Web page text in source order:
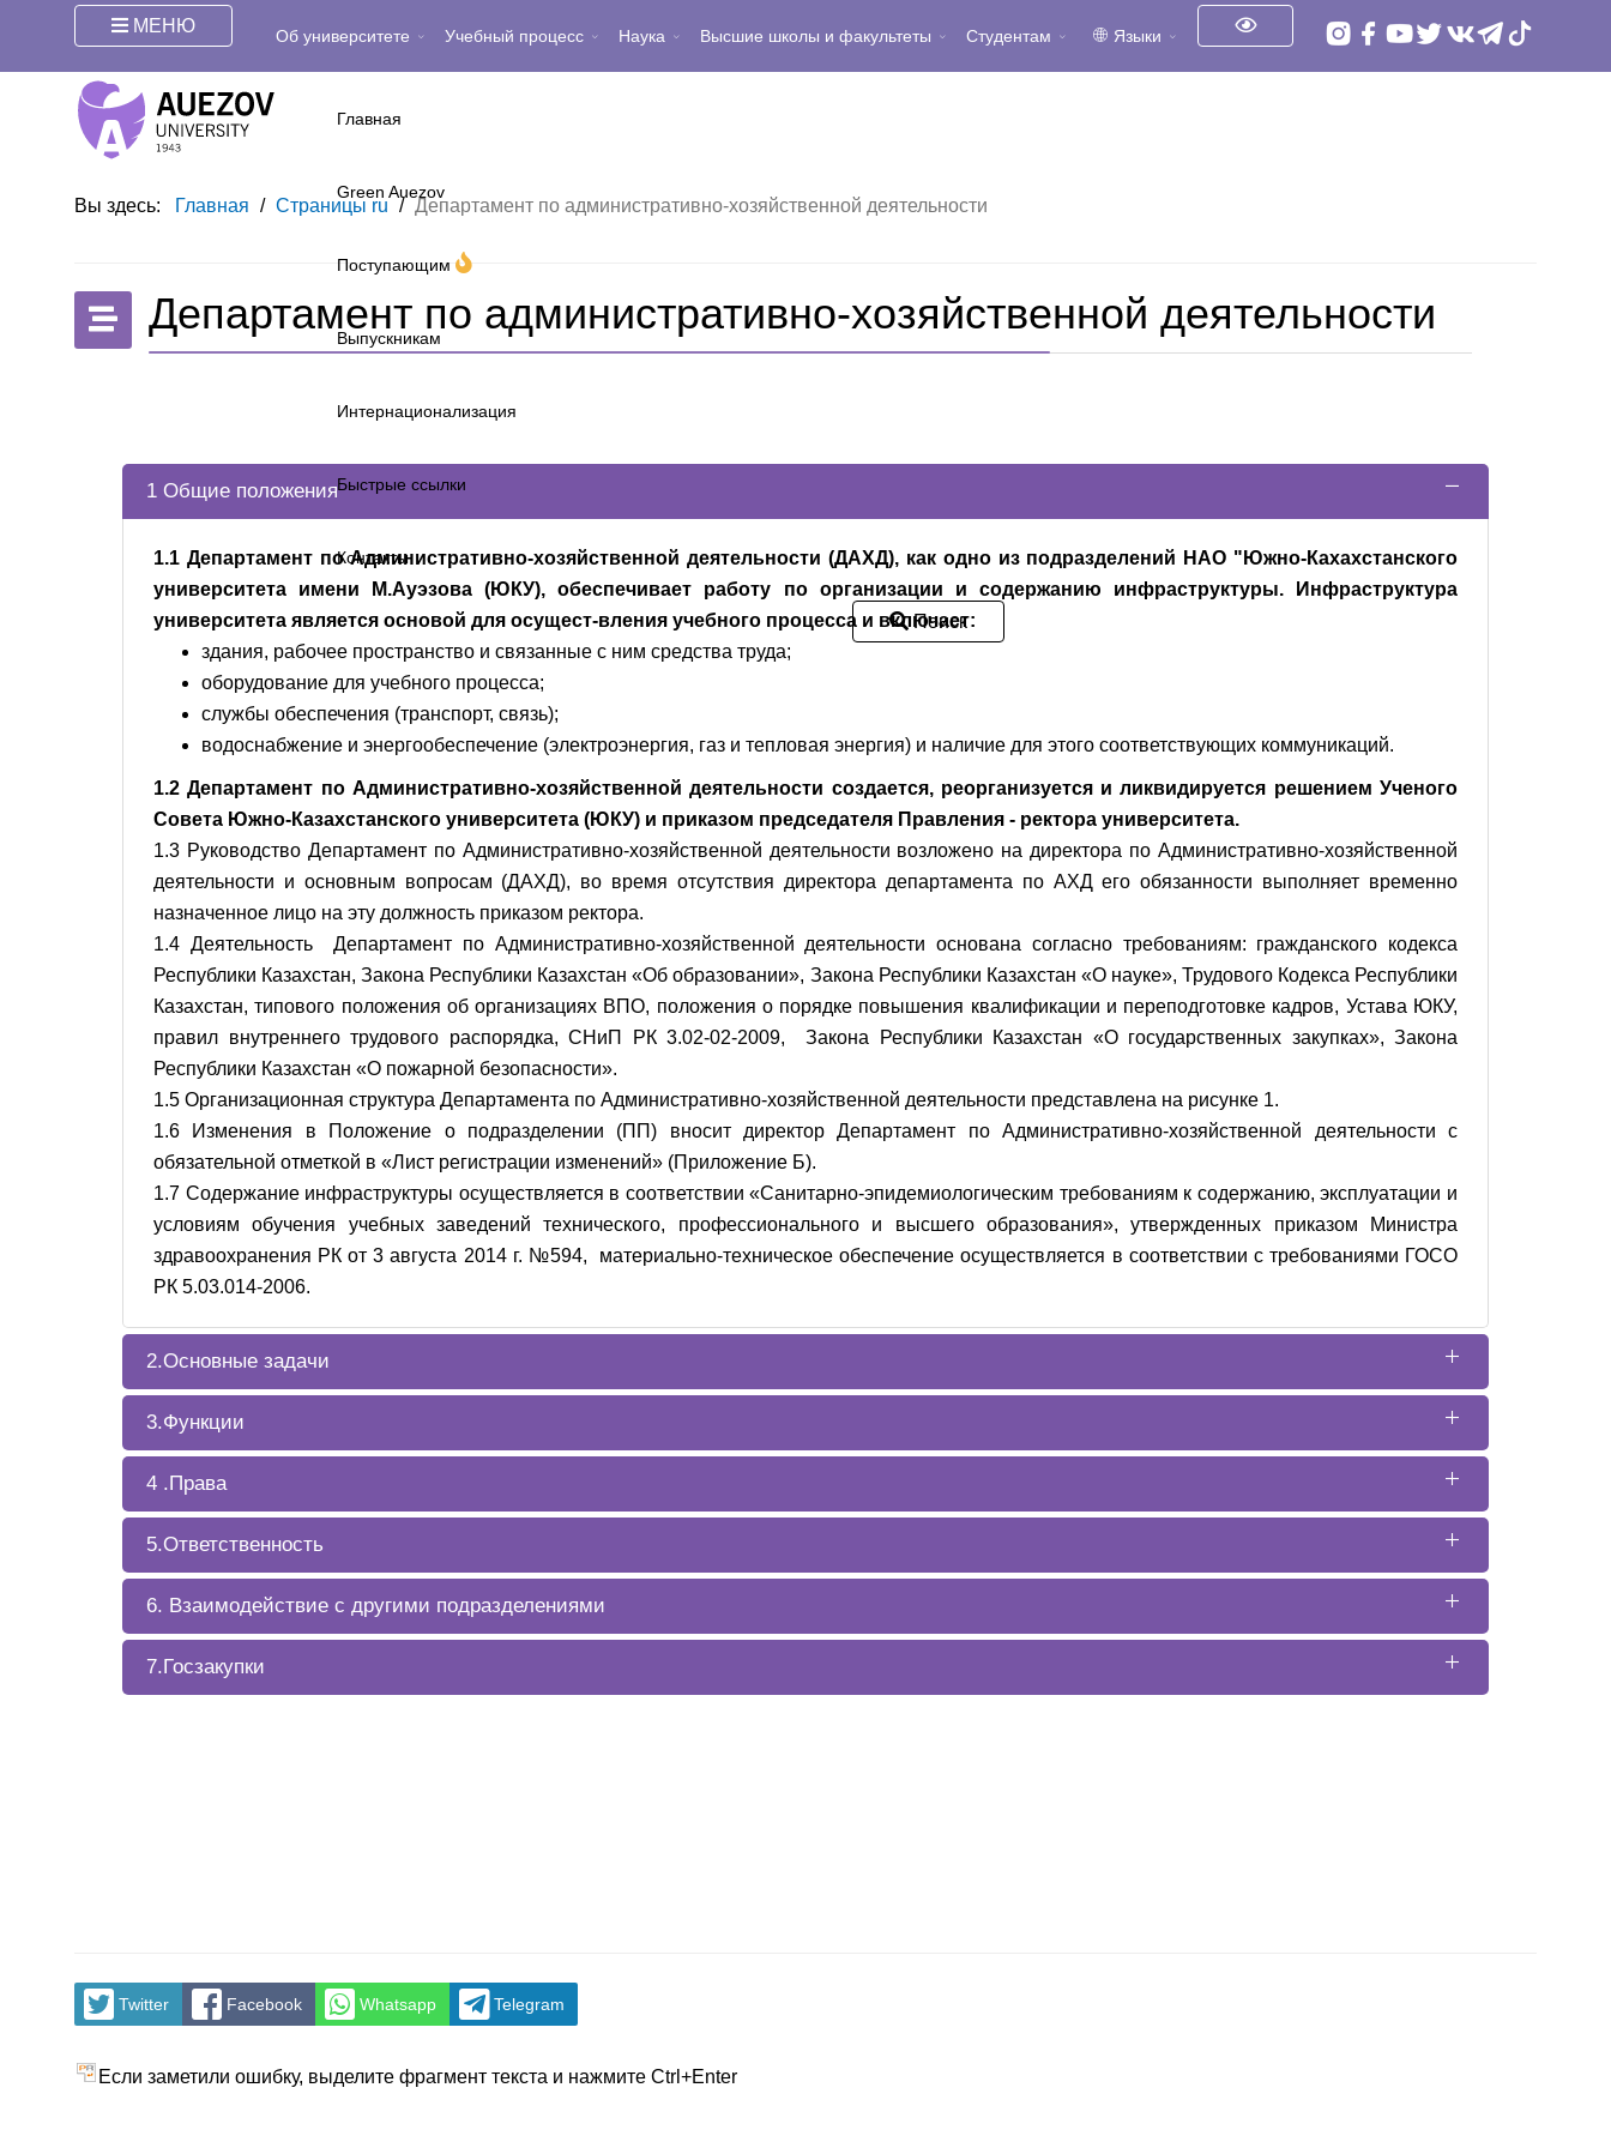
МЕНЮ Об университете Учебный процесс Наука Высшие школы и факультеты Студентам Языки
Главная
Green Auezov
Поступающим
Выпускникам
Интернационализация
Быстрые ссылки
Контакты
Поиск
Вы здесь: Главная / Страницы ru / Департамент по административно-хозяйственной деятельности
Департамент по административно-хозяйственной деятельности
1 Общие положения
1.1 Департамент по Административно-хозяйственной деятельности (ДАХД), как одно из подразделений НАО "Южно-Кахахстанского
университета имени М.Ауэзова (ЮКУ), обеспечивает работу по организации и содержанию инфраструктуры. Инфраструктура
университета является основой для осущест-вления учебного процесса и включает:
здания, рабочее пространство и связанные с ним средства труда;
оборудование для учебного процесса;
службы обеспечения (транспорт, связь);
водоснабжение и энергообеспечение (электроэнергия, газ и тепловая энергия) и наличие для этого соответствующих коммуникаций.
1.2 Департамент по Административно-хозяйственной деятельности создается, реорганизуется и ликвидируется решением Ученого
Совета Южно-Казахстанского университета (ЮКУ) и приказом председателя Правления - ректора университета.
1.3 Руководство Департамент по Административно-хозяйственной деятельности возложено на директора по Административно-хозяйственной
деятельности и основным вопросам (ДАХД), во время отсутствия директора департамента по АХД его обязанности выполняет временно
назначенное лицо на эту должность приказом ректора.
1.4 Деятельность Департамент по Административно-хозяйственной деятельности основана согласно требованиям: гражданского кодекса
Республики Казахстан, Закона Республики Казахстан «Об образовании», Закона Республики Казахстан «О науке», Трудового Кодекса Республики
Казахстан, типового положения об организациях ВПО, положения о порядке повышения квалификации и переподготовке кадров, Устава ЮКУ,
правил внутреннего трудового распорядка, СНиП РК 3.02-02-2009, Закона Республики Казахстан «О государственных закупках», Закона
Республики Казахстан «О пожарной безопасности».
1.5 Организационная структура Департамента по Административно-хозяйственной деятельности представлена на рисунке 1.
1.6 Изменения в Положение о подразделении (ПП) вносит директор Департамент по Административно-хозяйственной деятельности с
обязательной отметкой в «Лист регистрации изменений» (Приложение Б).
1.7 Содержание инфраструктуры осуществляется в соответствии «Санитарно-эпидемиологическим требованиям к содержанию, эксплуатации и
условиям обучения учебных заведений технического, профессионального и высшего образования», утвержденных приказом Министра
здравоохранения РК от 3 августа 2014 г. №594, материально-техническое обеспечение осуществляется в соответствии с требованиями ГОСО
РК 5.03.014-2006.
2.Основные задачи
3.Функции
4 .Права
5.Ответственность
6. Взаимодействие с другими подразделениями
7.Госзакупки
Twitter Facebook Whatsapp Telegram
Если заметили ошибку, выделите фрагмент текста и нажмите Ctrl+Enter